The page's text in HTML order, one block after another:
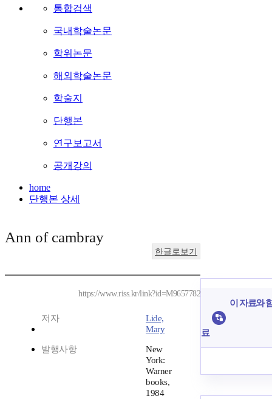
통합검색
국내학술논문
학위논문
해외학술논문
학술지
단행본
연구보고서
공개강의
home
단행본 상세
Ann of cambray
한글로보기
https://www.riss.kr/link?id=M9657782
저자
Lide,
Mary
발행사항
New
York:
Warner
books,
1984
이 자료와
료